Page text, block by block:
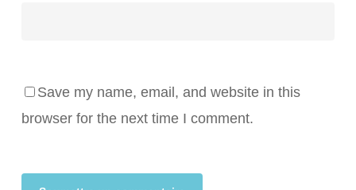
Save my name, email, and website in this
browser for the next time I comment.